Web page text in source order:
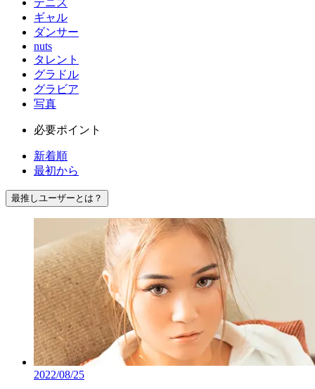
ギャル
ダンサー
nuts
タレント
グラドル
グラビア
写真
必要ポイント
新着順
最初から
最推しユーザーとは？
2022/08/25